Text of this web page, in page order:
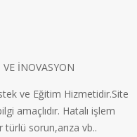
İNOVASYON
ve Eğitim Hizmetidir.Site
amaçlıdır. Hatalı işlem
sorun,arıza vb..